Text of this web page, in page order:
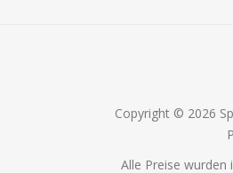
Copyright © 2026
Alle Preise wurden